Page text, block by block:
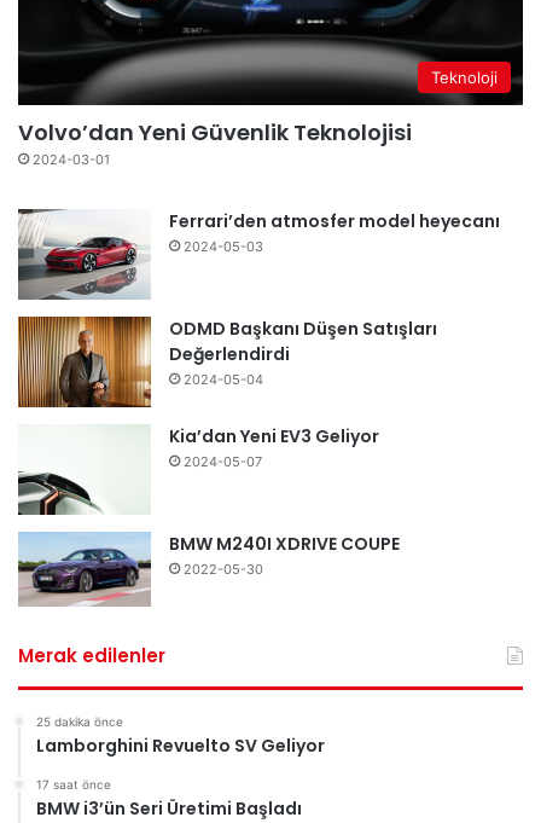
Teknoloji
Volvo’dan Yeni Güvenlik Teknolojisi
2024-03-01
Ferrari’den atmosfer model heyecanı
2024-05-03
ODMD Başkanı Düşen Satışları
Değerlendirdi
2024-05-04
Kia’dan Yeni EV3 Geliyor
2024-05-07
BMW M240I XDRIVE COUPE
2022-05-30
Merak edilenler
25 dakika önce
Lamborghini Revuelto SV Geliyor
17 saat önce
BMW i3’ün Seri Üretimi Başladı